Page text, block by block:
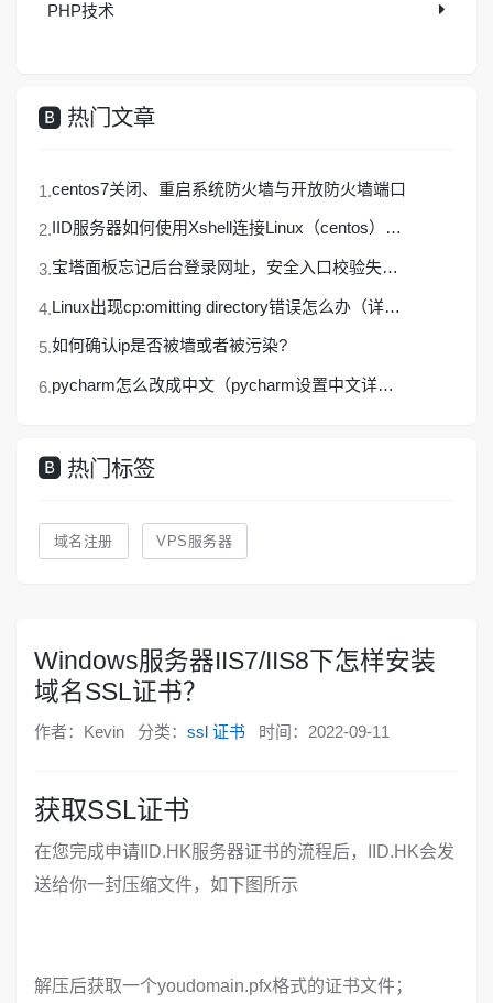
PHP技术
热门文章
centos7关闭、重启系统防火墙与开放防火墙端口
IID服务器如何使用Xshell连接Linux（centos）服务器
宝塔面板忘记后台登录网址，安全入口校验失败的解决办法
Linux出现cp:omitting directory错误怎么办（详细解决方法）
如何确认ip是否被墙或者被污染?
pycharm怎么改成中文（pycharm设置中文详细教程）
热门标签
域名注册 VPS服务器
Windows服务器IIS7/IIS8下怎样安装
域名SSL证书？
作者：Kevin 分类： ssl 证书 时间：2022-09-11
获取SSL证书
在您完成申请IID.HK服务器证书的流程后，IID.HK会发
送给你一封压缩文件，如下图所示
解压后获取一个youdomain.pfx格式的证书文件；